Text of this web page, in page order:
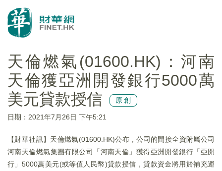
天倫燃氣(01600.HK)：河南
天倫獲亞洲開發銀行5000萬
美元貸款授信
原創
日期：2021年7月26日 下午5:21
【財華社訊】天倫燃氣(01600.HK)公布，公司的間接全資附屬公司
河南天倫燃氣集團有限公司「河南天倫」獲得亞洲開發銀行「亞開
行」5000萬美元(或等值人民幣)貸款授信，貸款資金將用於補充運